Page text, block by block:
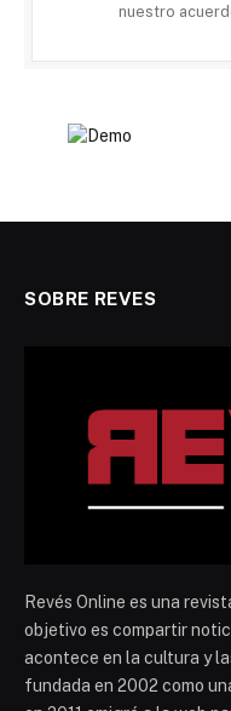
nuestro
SOBRE REVES
Revés Online es una
objetivo es compartir
acontece en la cultura y
fundada en 2002 como